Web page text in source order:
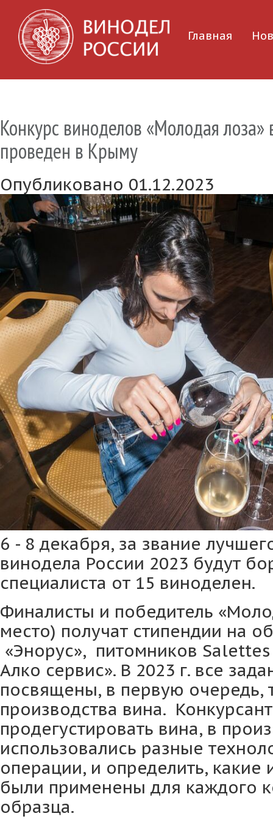
Главная
Конкурс виноделов «Молодая
проведен в Крыму
Опубликовано 01.12.2023
6 - 8 декабря, за звание
винодела России 2023 будут
специалиста от 15 виноделен.
Финалисты и победитель
место) получат стипендии на
«Энорус», питомников
Алко сервис». В 2023 г. все
посвящены, в первую очередь,
производства вина.
продегустировать вина, в
использовались разные
операции, и определить, какие
были применены для каждого
образца.